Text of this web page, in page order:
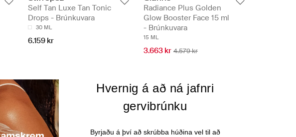
Self Tan Luxe Tan Tonic
Drops - Brúnkuvara
30 ML
6.159 kr
Radiance Plus Golden
Glow Booster Face 15 ml
- Brúnkuvara
15 ML
3.663 kr 4.579 kr
Hvernig á að ná jafnri
gervibrúnku
Byrjaðu á því að skrúbba húðina vel til að